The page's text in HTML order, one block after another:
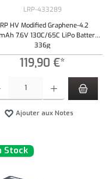
LRP-433289
HV Modified Graphene-4.2
7.6V 130C/65C LiPo Battery -
336g
119,90 €*
Ajouter aux Notes
Stock